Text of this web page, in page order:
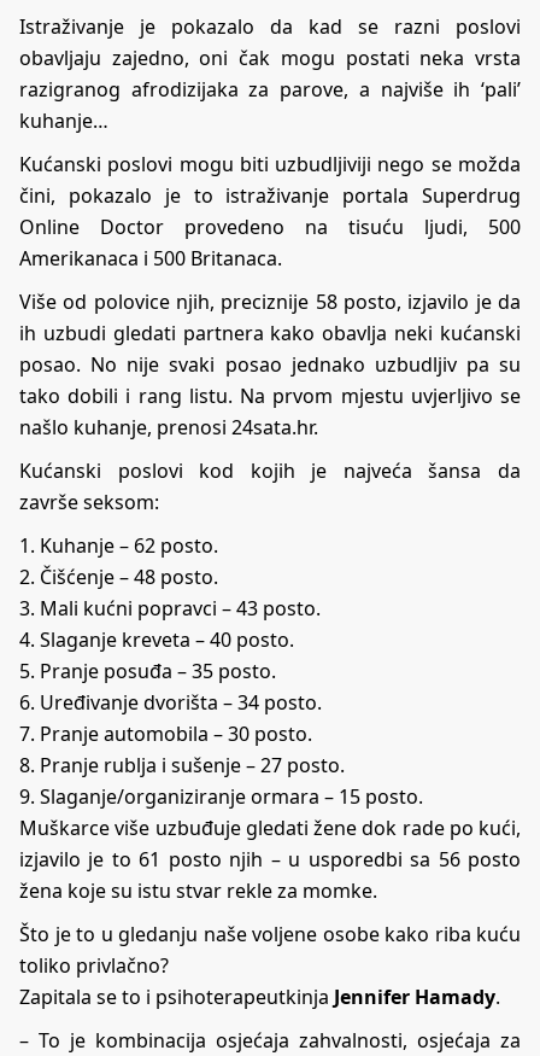
Istraživanje je pokazalo da kad se razni poslovi
obavljaju zajedno, oni čak mogu postati neka vrsta
razigranog afrodizijaka za parove, a najviše ih ‘pali’
kuhanje…
Kućanski poslovi mogu biti uzbudljiviji nego se možda
čini, pokazalo je to istraživanje portala Superdrug
Online Doctor provedeno na tisuću ljudi, 500
Amerikanaca i 500 Britanaca.
Više od polovice njih, preciznije 58 posto, izjavilo je da
ih uzbudi gledati partnera kako obavlja neki kućanski
posao. No nije svaki posao jednako uzbudljiv pa su
tako dobili i rang listu. Na prvom mjestu uvjerljivo se
našlo kuhanje, prenosi 24sata.hr.
Kućanski poslovi kod kojih je najveća šansa da
završeseksom:
1. Kuhanje – 62 posto.
2. Čišćenje – 48 posto.
3. Mali kućni popravci – 43 posto.
4. Slaganje kreveta – 40 posto.
5. Pranje posuđa – 35 posto.
6. Uređivanje dvorišta – 34 posto.
7. Pranje automobila – 30 posto.
8. Pranje rublja i sušenje – 27 posto.
9. Slaganje/organiziranje ormara – 15 posto.
Muškarce više uzbuđuje gledati žene dok rade po kući,
izjavilo je to 61 posto njih – u usporedbi sa 56 posto
žena koje su istu stvar rekle za momke.
Što je to u gledanju naše voljene osobe kako riba kuću
toliko privlačno?
Zapitala se to i psihoterapeutkinja Jennifer Hamady.
– To je kombinacija osjećaja zahvalnosti, osjećaja za